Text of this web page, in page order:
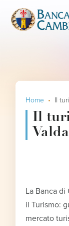
Home Il
Il
La Banca
il Turismo:
mercato